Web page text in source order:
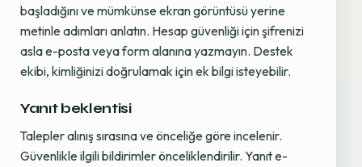
başladığını ve mümkünse ekran görüntüsü yerine
metinle adımları anlatın. Hesap güvenliği için şifrenizi
asla e-posta veya form alanına yazmayın. Destek
ekibi, kimliğinizi doğrulamak için ek bilgi isteyebilir.
Yanıt beklentisi
Talepler alınış sırasına ve önceliğe göre incelenir.
Güvenlikle ilgili bildirimler önceliklendirilir. Yanıt e-